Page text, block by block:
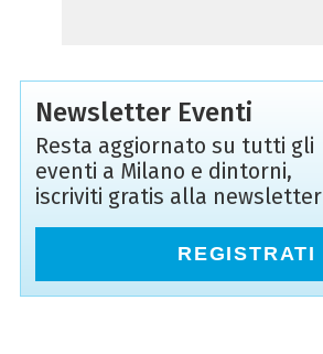
Newsletter Eventi
Resta aggiornato su tutti gli
eventi a Milano e dintorni,
iscriviti gratis alla newsletter
REGISTRATI